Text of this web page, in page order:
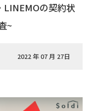
の契約状
~
2022 年 07 月 27日